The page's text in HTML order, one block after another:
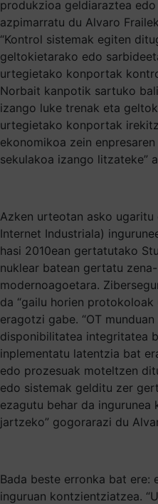
produkzioa geldiaraztea
azpimarratu du Alvaro
“Kontrol sistemak egiten
geltokietarako edo
urtegietako konportak
Norbait kanpotik sartuko
izango luke trenak eta
urtegietako konportak
ekonomikoa zein
sekulakoa izango litzateke”
Azken urteotan asko ugaritu
Internet Industriala)
hasi 2010ean gertatutako
nuklear batean gertatu
modernoagoetara.
da “gailu horien protokoloak
eragotzi gabe. “OT
disponibilitatea integritatea
inplementatu latentzia bat
edo prozesuak moteltzen
edo sistemak gelditu zer
ezagutu behar da ingurunea
jartzeko” gogorarazi du
Bada beste erronka bat ere:
inguruan kontzientziatzea.